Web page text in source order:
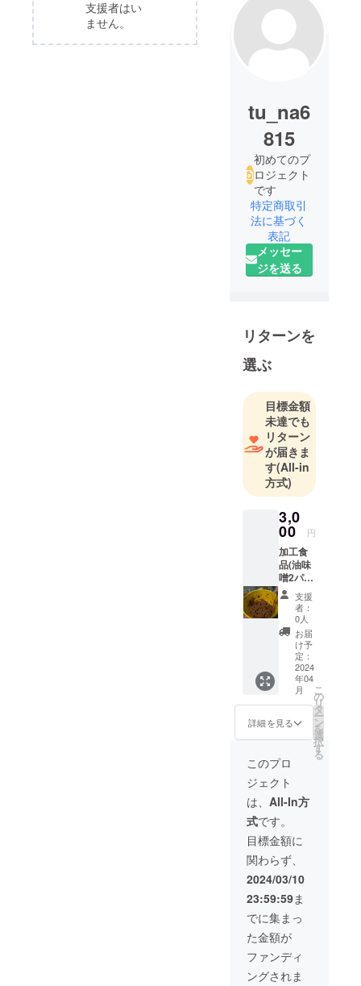
支援者はい
ません。
tu_na6
815
初めてのプ
ロジェクト
です
特定商取引
法に基づく
表記
メッセー
ジを送る
リターンを
選ぶ
目標金額
未達でも
リターン
が届きま
す(All-in
方式)
3,0
00 円
加工食
品(油味
噌2パッ
ク、う
め1パッ
味噌
250g 冷
蔵保
管 賞
味期限
はラベ
ル記載
☆う
め
250g 冷
蔵保
管 賞
味期限
はラベ
ル記載
※油
味噌、
うめに
ついて
はバリ
エー
ション
をふや
してい
く予定
です。
現在試
作段階
支援
者：
0人
お届
け予
定：
2024
年04
月
詳細を見る
こ
の
リ
タ
ー
ン
を
選
択
す
る
このプロ
ジェクト
は、 All-In方
式です。
目標金額に
関わらず、
2024/03/10
23:59:59ま
でに集まっ
た金額が
ファンディ
ングされま